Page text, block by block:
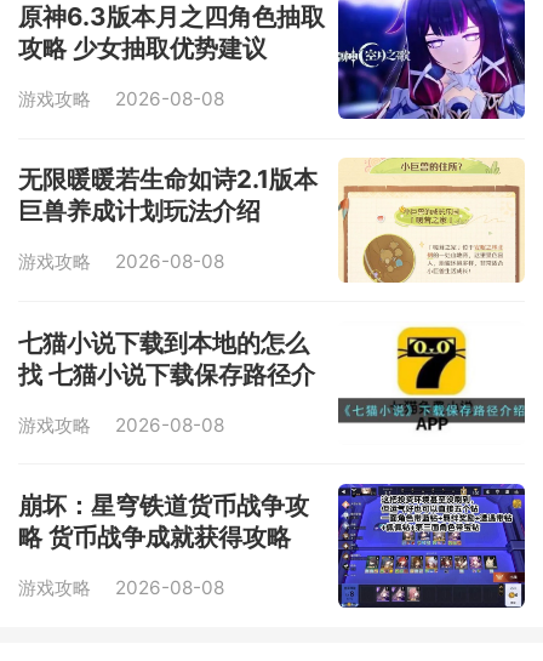
原神6.3版本月之四角色抽取
攻略 少女抽取优势建议
游戏攻略 2026-08-08
无限暖暖若生命如诗2.1版本
巨兽养成计划玩法介绍
游戏攻略 2026-08-08
七猫小说下载到本地的怎么
找 七猫小说下载保存路径介
游戏攻略 2026-08-08
崩坏：星穹铁道货币战争攻
略 货币战争成就获得攻略
游戏攻略 2026-08-08